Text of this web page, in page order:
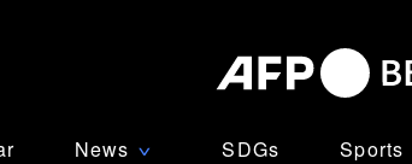
News ∨ SDGs Sports